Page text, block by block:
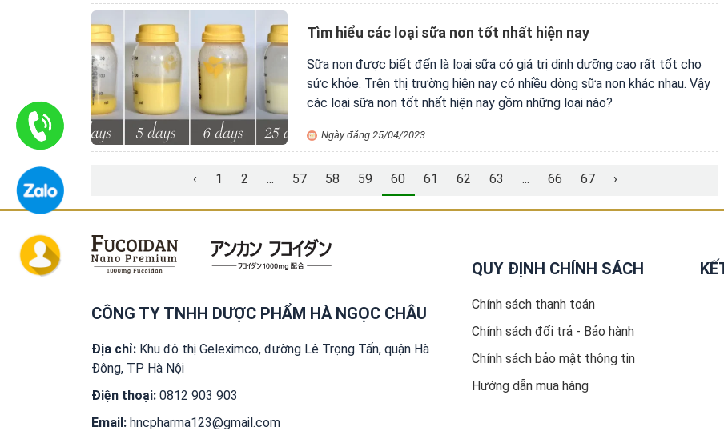
Tìm hiểu các loại sữa non tốt nhất hiện nay
Sữa non được biết đến là loại sữa có giá trị dinh dưỡng cao rất tốt cho
sức khỏe. Trên thị trường hiện nay có nhiều dòng sữa non khác nhau. Vậy
các loại sữa non tốt nhất hiện nay gồm những loại nào?
Ngày đăng 25/04/2023
‹ 1 2 ... 57 58 59 60 61 62 63 ... 66 67 ›
CÔNG TY TNHH DƯỢC PHẨM HÀ NGỌC CHÂU
Địa chỉ: Khu đô thị Geleximco, đường Lê Trọng Tấn, quận Hà
Đông, TP Hà Nội
Điện thoại: 0812 903 903
Email: hncpharma123@gmail.com
QUY ĐỊNH CHÍNH SÁCH
Chính sách thanh toán
Chính sách đổi trả - Bảo hành
Chính sách bảo mật thông tin
Hướng dẫn mua hàng